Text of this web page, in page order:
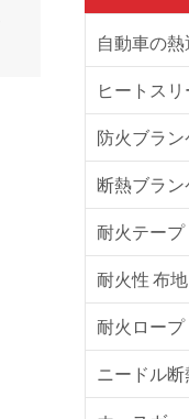
自動車の
ヒートス
防火ブラン
断熱ブラン
耐火テープ
耐火性 布地
耐火ロープ
ニードル断